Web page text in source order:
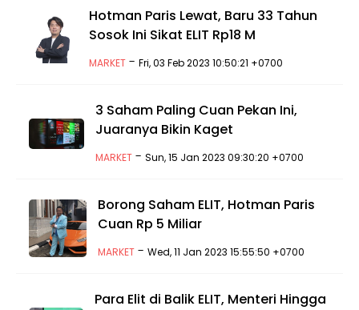
Hotman Paris Lewat, Baru 33 Tahun
Sosok Ini Sikat ELIT Rp18 M
MARKET- Fri, 03 Feb 2023 10:50:21 +0700
3 Saham Paling Cuan Pekan Ini,
Juaranya Bikin Kaget
MARKET- Sun, 15 Jan 2023 09:30:20 +0700
Borong Saham ELIT, Hotman Paris
Cuan Rp 5 Miliar
MARKET- Wed, 11 Jan 2023 15:55:50 +0700
Para Elit di Balik ELIT, Menteri Hingga